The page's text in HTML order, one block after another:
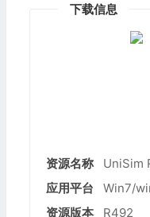
下载信息
资源名称
UniSim
应用平台
Win7/
资源版本
R492